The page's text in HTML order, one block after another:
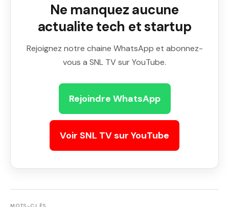
Ne manquez aucune
actualite tech et startup
Rejoignez notre chaine WhatsApp et abonnez-
vous a SNL TV sur YouTube.
Rejoindre WhatsApp
Voir SNL TV sur YouTube
MOTS-CLÉS